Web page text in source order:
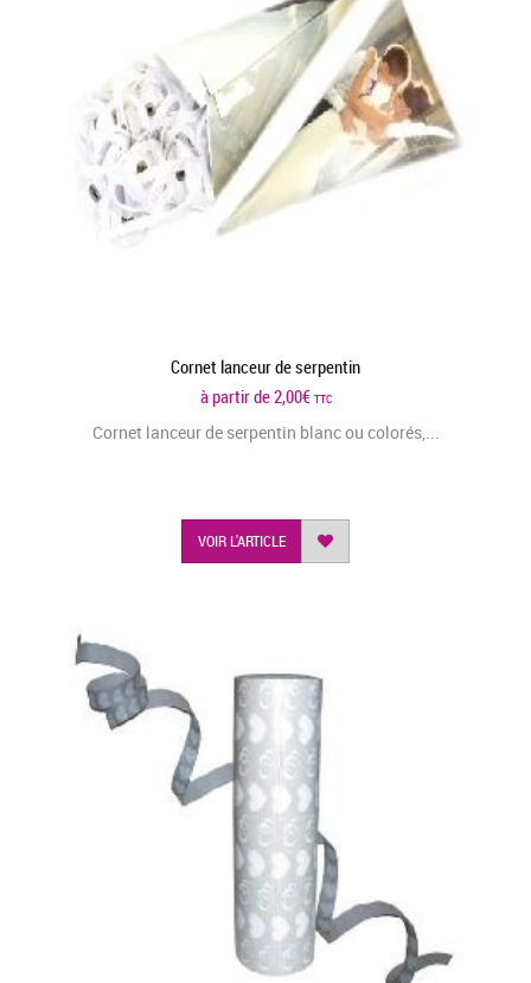
Cornet lanceur de serpentin
à partir de2,00€ TTC
Cornet lanceur de serpentin blanc ou colorés,...
VOIR L'ARTICLE